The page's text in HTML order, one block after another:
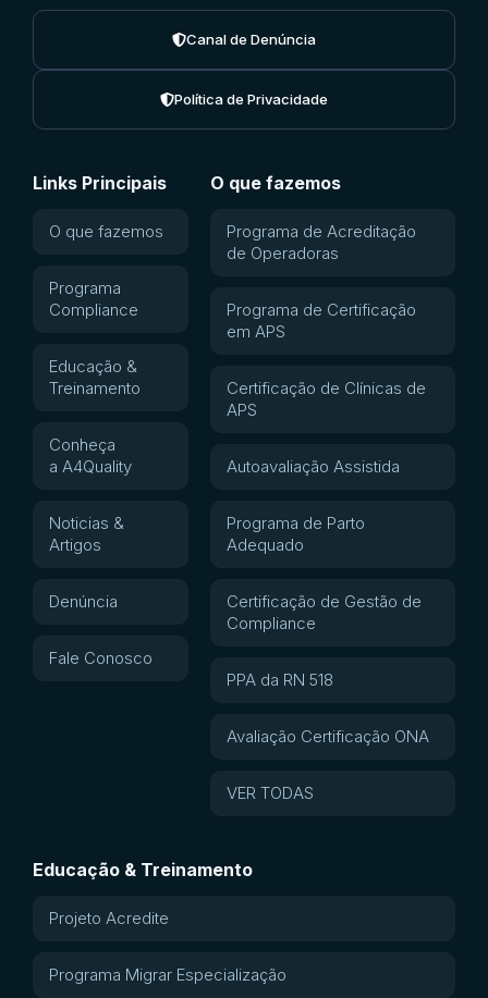
Canal de Denúncia
Política de Privacidade
Links Principais
O que fazemos
Programa
Compliance
Educação &
Treinamento
Conheça
a A4Quality
Noticias &
Artigos
Denúncia
Fale Conosco
O que fazemos
Programa de Acreditação
de Operadoras
Programa de Certificação
em APS
Certificação de Clínicas de
APS
Autoavaliação Assistida
Programa de Parto
Adequado
Certificação de Gestão de
Compliance
PPA da RN 518
Avaliação Certificação ONA
VER TODAS
Educação & Treinamento
Projeto Acredite
Programa Migrar Especialização